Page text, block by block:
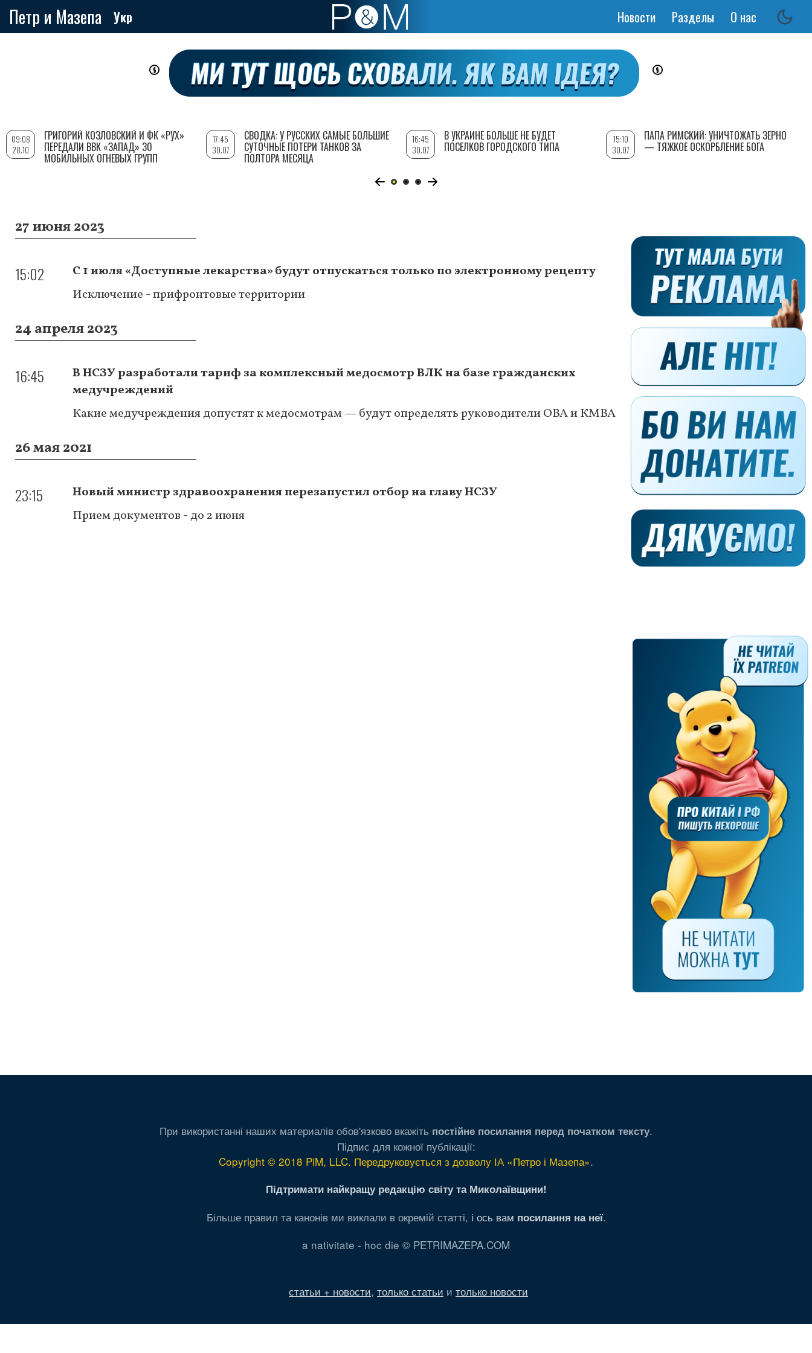
Петр и Мазепа Укр
Основная
Новости Разделы О нас
27 июня 2023
15:02
С 1 июля «Доступные лекарства» будут отпускаться только по электронному рецепту
Исключение - прифронтовые территории
24 апреля 2023
16:45
В НСЗУ разработали тариф за комплексный медосмотр ВЛК на базе гражданских
медучреждений
Какие медучреждения допустят к медосмотрам — будут определять руководители ОВА и КМВА
26 мая 2021
23:15
Новый министр здравоохранения перезапустил отбор на главу НСЗУ
Прием документов - до 2 июня
09:08
28.10
ГРИГОРИЙ КОЗЛОВСКИЙ И ФК «РУХ»
ПЕРЕДАЛИ ВВК «ЗАПАД» 30
МОБИЛЬНЫХ ОГНЕВЫХ ГРУПП
17:45
30.07
СВОДКА: У РУССКИХ САМЫЕ БОЛЬШИЕ
СУТОЧНЫЕ ПОТЕРИ ТАНКОВ ЗА
ПОЛТОРА МЕСЯЦА
16:45
30.07
В УКРАИНЕ БОЛЬШЕ НЕ БУДЕТ
ПОСЕЛКОВ ГОРОДСКОГО ТИПА
15:10
30.07
ПАПА РИМСКИЙ: УНИЧТОЖАТЬ ЗЕРНО
— ТЯЖКОЕ ОСКОРБЛЕНИЕ БОГА
При використанні наших материалів обов'язково вкажіть постійне посилання перед початком тексту.
Підпис для кожної публікації:
Copyright © 2018 PiM, LLC. Передруковується з дозволу ІА «Петро і Мазепа».
Підтримати найкращу редакцію світу та Миколаївщини!
Більше правил та канонів ми виклали в окремій статті, і ось вам посилання на неї.
a nativitate - hoc die © PETRIMAZEPA.COM
статьи + новости, только статьи и только новости